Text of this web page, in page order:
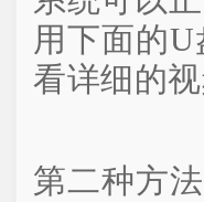
用下面的
看详细的
第二种方